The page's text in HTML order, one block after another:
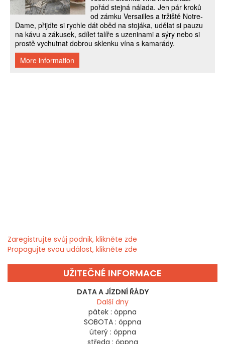
Zaregistrujte svůj podnik, klikněte zde
Propagujte svou událost, klikněte zde
UŽITEČNÉ INFORMACE
DATA A JÍZDNÍ ŘÁDY
Další dny
pátek : öppna
SOBOTA : öppna
úterý : öppna